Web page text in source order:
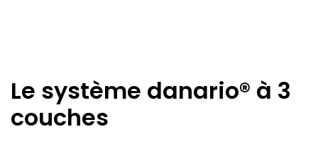
Le système danario® à 3
couches